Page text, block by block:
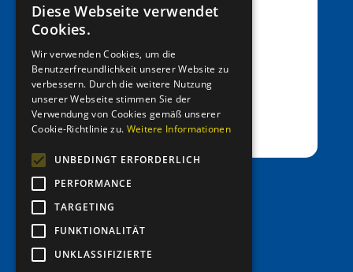
Fil.: Rennweg 42, 39012 Meran/o
IBAN: IT39C0811258591000303200680
SWIFT-BIC: RZSBIT21101
office@entenrennen.it
GERMAN
Diese Webseite verwendet
Cookies.
Wir verwenden Cookies, um die
Benutzerfreundlichkeit unserer Website zu
verbessern. Durch die weitere Nutzung
unserer Webseite stimmen Sie der
Verwendung von Cookies gemäß unserer
Cookie-Richtlinie zu. Weitere Informationen
UNBEDINGT ERFORDERLICH
PERFORMANCE
TARGETING
FUNKTIONALITÄT
UNKLASSIFIZIERTE